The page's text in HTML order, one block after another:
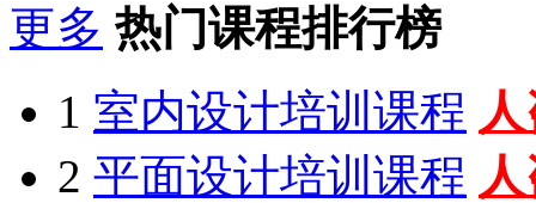
更多 热门课程排行榜
1 室内设计培训课程
2 平面设计培训课程